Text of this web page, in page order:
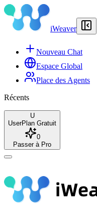
iWeaver
Nouveau Chat
Espace Global
Place des Agents
Récents
U
UserPlan Gratuit
0
Passer à Pro